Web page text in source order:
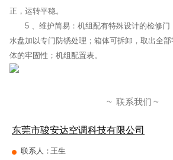
正，运转平稳。
5 、维护简易：机组配有特殊设计的检修门
水盘加以专门防锈处理；箱体可拆卸，取出全
体的牢固性；机组配置表。
联系我们
东莞市骏安达空调科技有限公司
联系人：王生